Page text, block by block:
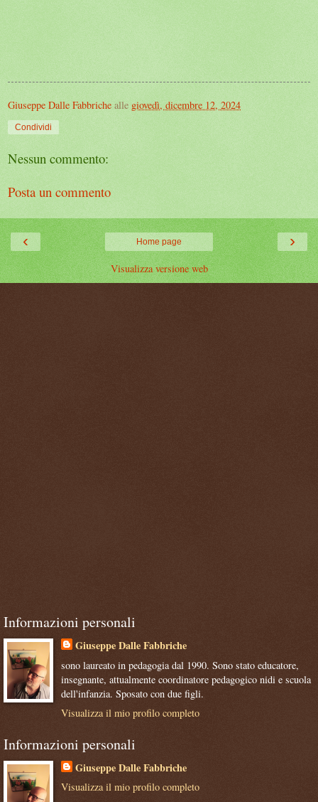
Giuseppe Dalle Fabbriche alle giovedì, dicembre 12, 2024
Condividi
Nessun commento:
Posta un commento
‹ ›
Home page
Visualizza versione web
Informazioni personali
Giuseppe Dalle Fabbriche
sono laureato in pedagogia dal 1990. Sono stato educatore,
insegnante, attualmente coordinatore pedagogico nidi e scuola
dell'infanzia. Sposato con due figli.
Visualizza il mio profilo completo
Informazioni personali
Giuseppe Dalle Fabbriche
Visualizza il mio profilo completo